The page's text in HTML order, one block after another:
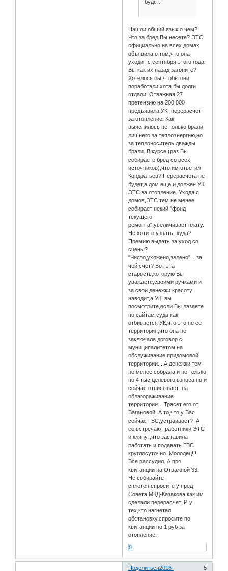
будет.
Нашли общий язык о чем?
Что за бред Вы несете? ЭТС
официально на всех домах
объявила о том,что она
уходит с сентября этого года.
Вы как их назад загоните?
Хотелось бы,чтобы они
поработали,хотя бы долги
отдали. Отважная 27
претензию на 200 000
предъявила УК -перерасчет
за отопление. Как
выяснилось не только брали
лишнего за теплоэнергию,но
за теплоноситель дважды
брали. В курсе,(раз Вы
собираете бред со всех
источников),что им ответил
Кондратьев? Перерасчета не
будет,а дом еще и должен УК
ЭТС за отопление. Уходя с
домов,ЭТС тем не менее
собирает некий "фонд
текущего
ремонта",увеличивает плату.
Не хотите узнать -куда?
Премию выдать за уход со
сцены?
"Чисто,ухожено,зелено"... за
чей счет? Вот эта
старость,которую Вы
уважаете,своими ручками и
за свои денежки красоту
наводит,а УК, вы
посмотрите,если Вы лазаете
по сайтам суда,как
отбивается УК,что это не ее
территория,что она не
заключала договор с
муниципалитетом на
обслуживание придомовой
территории....А денежки тем
не менее собрала и не только
по 4 тыс целевого взноса,но и
сейчас отписывает на
облагораживание
территории... Трясет его от
Вагановой. А то,что у Вас
сейчас ГВС,устраивает? А
ее встречают работники ЭТС
и клянут,что заставила
работать и подавать ГВС
круглосуточно. Молодец!!!
Все рассудил. А про
квитанции на Отважной 33.
Не собирайте
сплетен,спросите у пред
Совета МКД-Казакова как им
сделали перерасчет. И у
тех,кто нагнетал
обстановку,спросите по
квитанции по 1 руб за
отопление.
0
Поделиться 5
2016-